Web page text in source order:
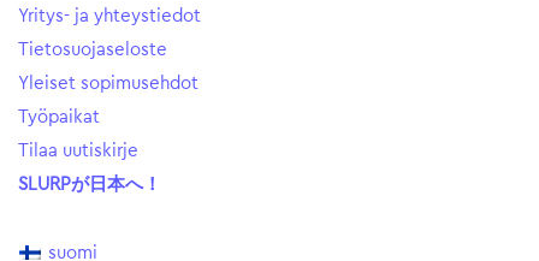
Yritys- ja yhteystiedot
Tietosuojaseloste
Yleiset sopimusehdot
Työpaikat
Tilaa uutiskirje
SLURPが日本へ！
suomi